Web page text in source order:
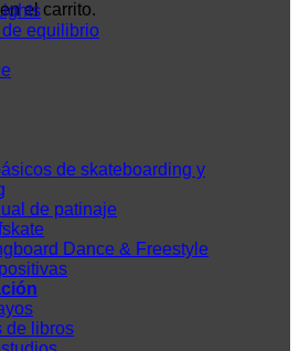
el carrito.
equilibrio
de skateboarding y
de patinaje
Dance & Freestyle
de libros